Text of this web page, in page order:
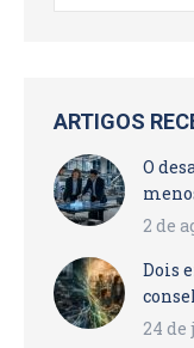
ARTIGOS
O
2 de
Dois
24 de